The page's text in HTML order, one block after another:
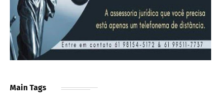
Main Tags